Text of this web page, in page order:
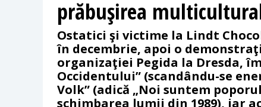
prăbuşirea
Ostatici şi victime la Lindt
în decembrie, apoi o
organizaţiei Pegida la Dresda,
Occidentului” (scandându-se
Volk” (adică „Noi suntem
schimbarea lumii din 1989), iar